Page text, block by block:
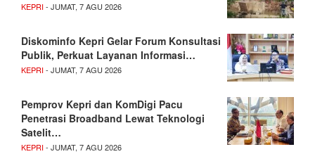
KEPRI- JUMAT, 7 AGU 2026
Diskominfo Kepri Gelar Forum Konsultasi
Publik, Perkuat Layanan Informasi…
KEPRI- JUMAT, 7 AGU 2026
Pemprov Kepri dan KomDigi Pacu
Penetrasi Broadband Lewat Teknologi
Satelit…
KEPRI- JUMAT, 7 AGU 2026